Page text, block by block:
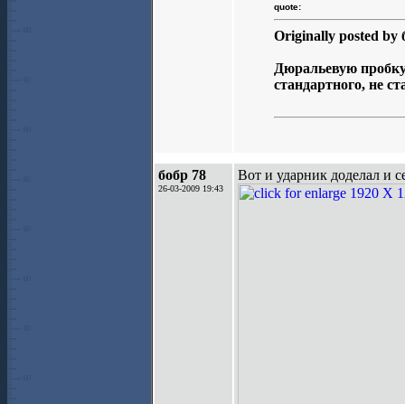
quote:
Originally posted by
Дюральевую
стандартного, не
бобр 78
26-03-2009 19:43
Вот и ударник доделал и